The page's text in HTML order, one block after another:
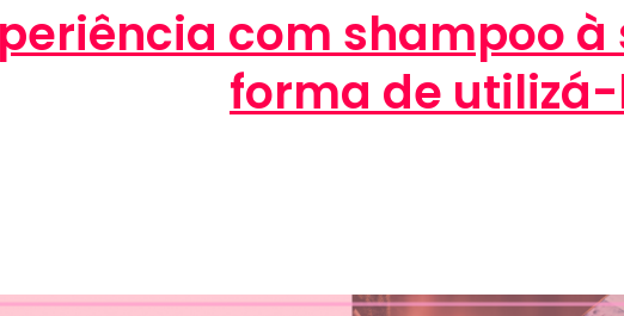
com shampoo
forma de